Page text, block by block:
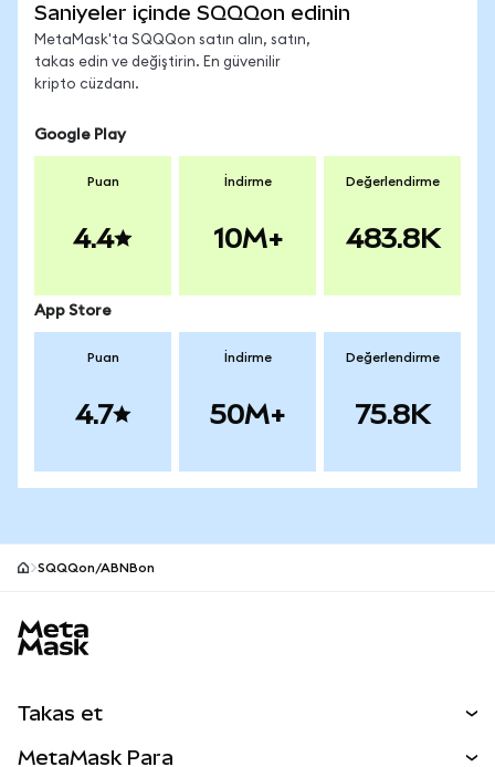
Saniyeler içinde SQQQon edinin
MetaMask'ta SQQQon satın alın, satın,
takas edin ve değiştirin. En güvenilir
kripto cüzdanı.
Google Play
Puan
4.4
İndirme
10M+
Değerlendirme
483.8K
App Store
Puan
4.7
İndirme
50M+
Değerlendirme
75.8K
SQQQon/ABNBon
Takas et
MetaMask Para